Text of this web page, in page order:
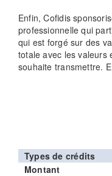
Enfin, Cofidis
professionnelle qui
qui est forgé sur des
totale avec les valeurs
souhaite transmettre.
Types de crédits
Montant